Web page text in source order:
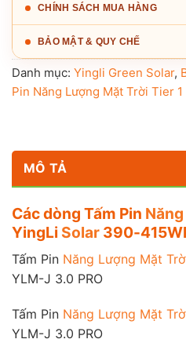
CHÍNH SÁCH MUA HÀNG
BẢO MẬT & QUY CHẾ
Danh mục: Yingli Green Solar,
Pin Năng Lượng Mặt Trời Tier 1
MÔ TẢ
Các dòng Tấm Pin
YingLi Solar 390-
Tấm Pin Năng Lượng Mặt
YLM-J 3.0 PRO
Tấm Pin Năng Lượng Mặt
YLM-J 3.0 PRO